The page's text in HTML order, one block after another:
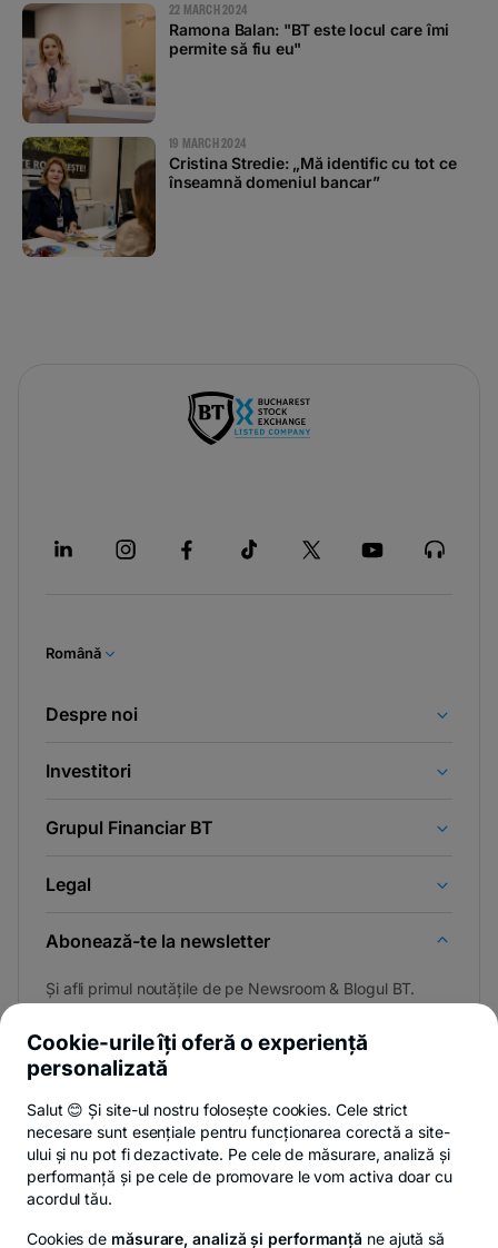
22 MARCH 2024
Ramona Balan: "BT este locul care îmi
permite să fiu eu"
19 MARCH 2024
Cristina Stredie: „Mă identific cu tot ce
înseamnă domeniul bancar”
Română
Despre noi
Investitori
Grupul Financiar BT
Legal
Abonează-te la newsletter
Și afli primul noutățile de pe Newsroom & Blogul BT.
Privacy HubPolitica de confidențialitatePolitica de cookies
Cookie-urile îți oferă o experiență
personalizată
Salut 😊 Și site-ul nostru folosește cookies. Cele strict
necesare sunt esențiale pentru funcționarea corectă a site-
ului și nu pot fi dezactivate. Pe cele de măsurare, analiză și
performanță și pe cele de promovare le vom activa doar cu
acordul tău.
Cookies de măsurare, analiză și performanță ne ajută să